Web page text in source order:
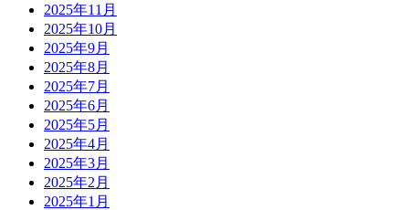
2025年11月
2025年10月
2025年9月
2025年8月
2025年7月
2025年6月
2025年5月
2025年4月
2025年3月
2025年2月
2025年1月